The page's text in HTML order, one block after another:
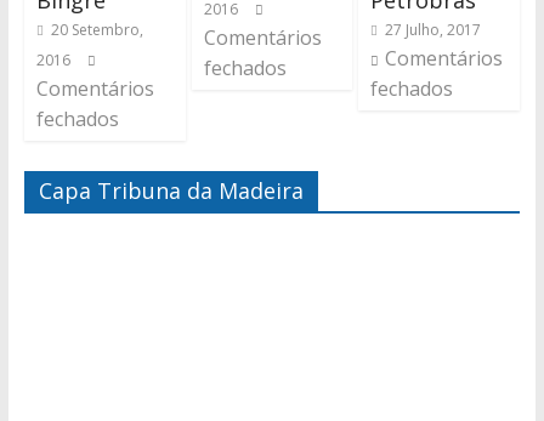
20 Setembro,
2016
Comentários
fechados
2016
Comentários
fechados
27 Julho, 2017
Comentários
fechados
Capa Tribuna da Madeira